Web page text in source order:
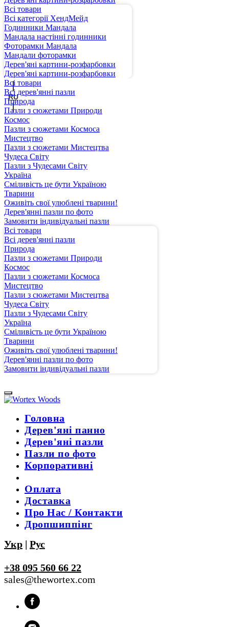
UA
RU
Всі товари
Всі категорії ХендМейд
Годинники Мандала
Мандала настінні годинники
Фоторамки Мандала
Мандали фоторамки
Дерев'яні картини-розфарбовки
Дерев'яні картини-розфарбовки
Всі товари
Всі дерев'янні пазли
Природа
Пазли з сюжетами Природи
Космос
Пазли з сюжетами Космоса
Мистецтво
Пазли з сюжетами Мистецтва
Чудеса Світу
Пазли з Чудесами Світу
Україна
Сміливість це бути Україною
Тварини
Оживіть свої улюблені тварини!
Дерев'янні пазли по фото
Замовити індивідуальні пазли
Всі товари
Всі дерев'янні пазли
Природа
Пазли з сюжетами Природи
Космос
Пазли з сюжетами Космоса
Мистецтво
Пазли з сюжетами Мистецтва
Чудеса Світу
Пазли з Чудесами Світу
Україна
Сміливість це бути Україною
Тварини
Оживіть свої улюблені тварини!
Дерев'янні пазли по фото
Замовити індивідуальні пазли
Головна
Дерев'яні панно
Дерев'яні пазли
Пазли по фото
Корпоративні
Оплата
Доставка
Про Нас / Контакти
Дропшиппінг
Укр | Рус
+38 095 560 66 22
sales@thewortex.com